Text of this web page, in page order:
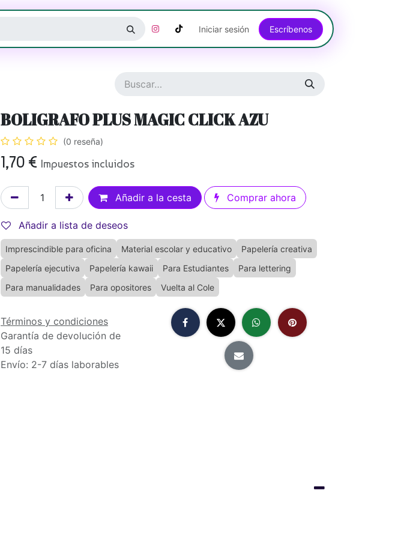
Iniciar sesión Escríbenos​​​​​​​​​​​​​​​​
BOLIGRAFO PLUS MAGIC CLICK AZU
(0 reseña)
1,70 € Impuestos incluidos
Añadir a la cesta Comprar ahora
Añadir a lista de deseos
Imprescindible para oficina Material escolar y educativo
Papelería creativa
Papelería ejecutiva
Papelería kawaii Para Estudiantes
Para lettering
Para manualidades
Para opositores Vuelta al Cole
Términos y condiciones
Garantía de devolución de
15 días
Envío: 2-7 días laborables